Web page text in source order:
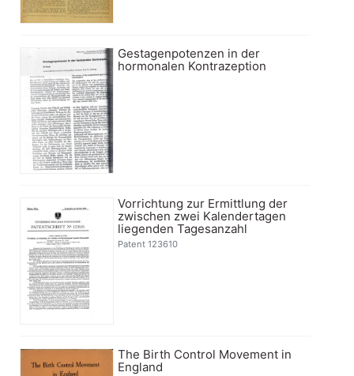
Gestagenpotenzen in der
hormonalen Kontrazeption
Vorrichtung zur Ermittlung der
zwischen zwei Kalendertagen
liegenden Tagesanzahl
Patent 123610
The Birth Control Movement in
England